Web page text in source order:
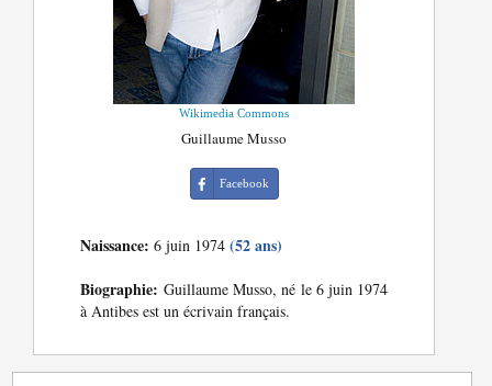
Wikimedia Commons
Guillaume Musso
Facebook
Naissance: 6 juin 1974(52 ans)
Biographie: Guillaume Musso, né le 6 juin 1974
à Antibes est un écrivain français.